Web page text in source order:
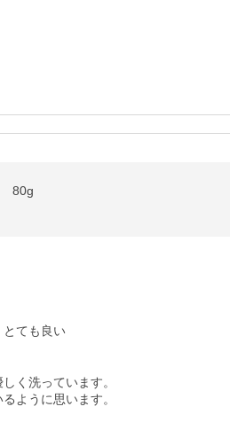
80g
とても良い
く洗っています。
ように思います。